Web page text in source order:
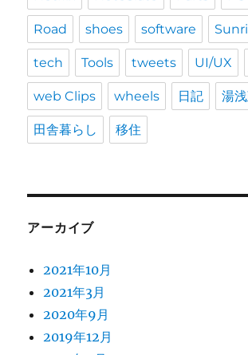
Road shoes software
tech Tools tweets UI/UX
web Clips wheels 日記 湯
田舎暮らし 移住
アーカイブ
2021年10月
2021年3月
2020年9月
2019年12月